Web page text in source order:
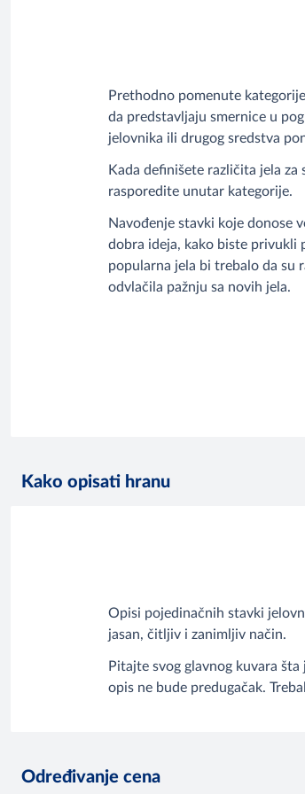
Prethodno pomenute
da predstavljaju smernice u
jelovnika ili drugog sredstva
Kada definišete različita jela
rasporedite unutar kategorije.
Navođenje stavki koje donose
dobra ideja, kako biste privukli
popularna jela bi trebalo da su
odvlačila pažnju sa novih jela.
Kako opisati hranu
Opisi pojedinačnih stavki
jasan, čitljiv i zanimljiv način.
Pitajte svog glavnog kuvara
opis ne bude predugačak.
Određivanje cena